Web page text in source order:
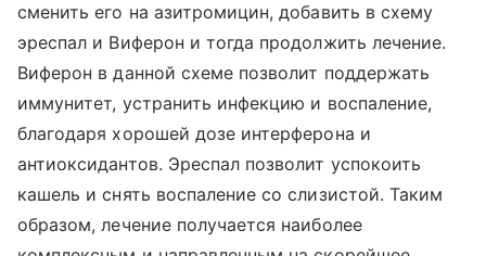
сменить его на азитромицин, добавить в схему
эреспал и Виферон и тогда продолжить лечение.
Виферон в данной схеме позволит поддержать
иммунитет, устранить инфекцию и воспаление,
благодаря хорошей дозе интерферона и
антиоксидантов. Эреспал позволит успокоить
кашель и снять воспаление со слизистой. Таким
образом, лечение получается наиболее